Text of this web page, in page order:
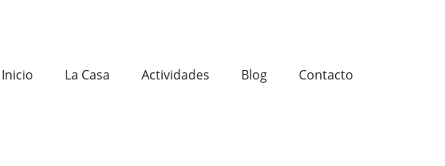
Inicio La Casa Actividades Blog Contacto